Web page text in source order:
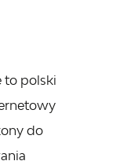
to polski
do